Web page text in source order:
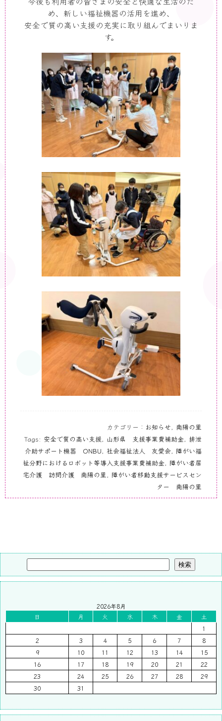
め、新しい福祉機器の活用を進め、
安全で質の高い支援の充実に取り組んでまいりま
す。
カテゴリー： お知らせ, 南陽の里
Tags: 安全で質の高い支援, 山形県 支援事業費補助金, 排泄
介助サポート機器 ONBU, 社会福祉法人 友愛会, 障がい福
祉分野におけるロボット等導入支援事業費補助金, 障がい者居
宅介護 訪問介護 南陽の里, 障がい者移動支援サービスセン
ター 南陽の里
検索
2026年8月
日
月 火 水 木 金
土
1
2
3 4 5 6 7
8
9
10 11 12 13 14
15
16
17 18 19 20 21
22
23
24 25 26 27 28
29
30
31